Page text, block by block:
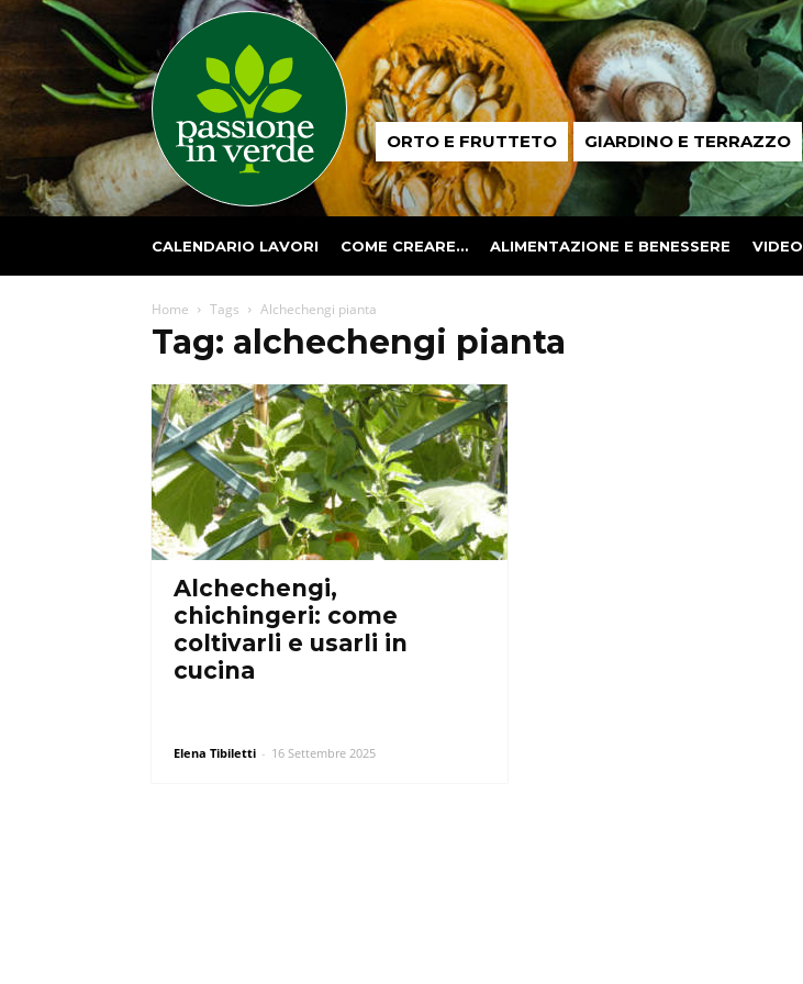
Passione
in ORTO E FRUTTETO GIARDINO E TERRAZZO
CALENDARIO LAVORI COME CREARE… ALIMENTAZIONE E BENESSERE VIDEO
Home Tags Alchechengi pianta
Tag: alchechengi pianta
Alchechengi,
chichingeri: come
coltivarli e usarli in
cucina
Elena Tibiletti - 16 Settembre 2025